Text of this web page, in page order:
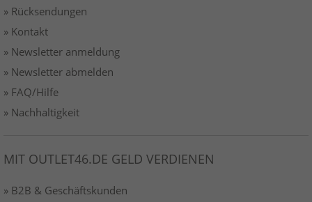
» Rücksendungen
» Kontakt
» Newsletter anmeldung
» Newsletter abmelden
» FAQ/Hilfe
» Nachhaltigkeit
MIT OUTLET46.DE GELD VERDIENEN
» B2B & Geschäftskunden